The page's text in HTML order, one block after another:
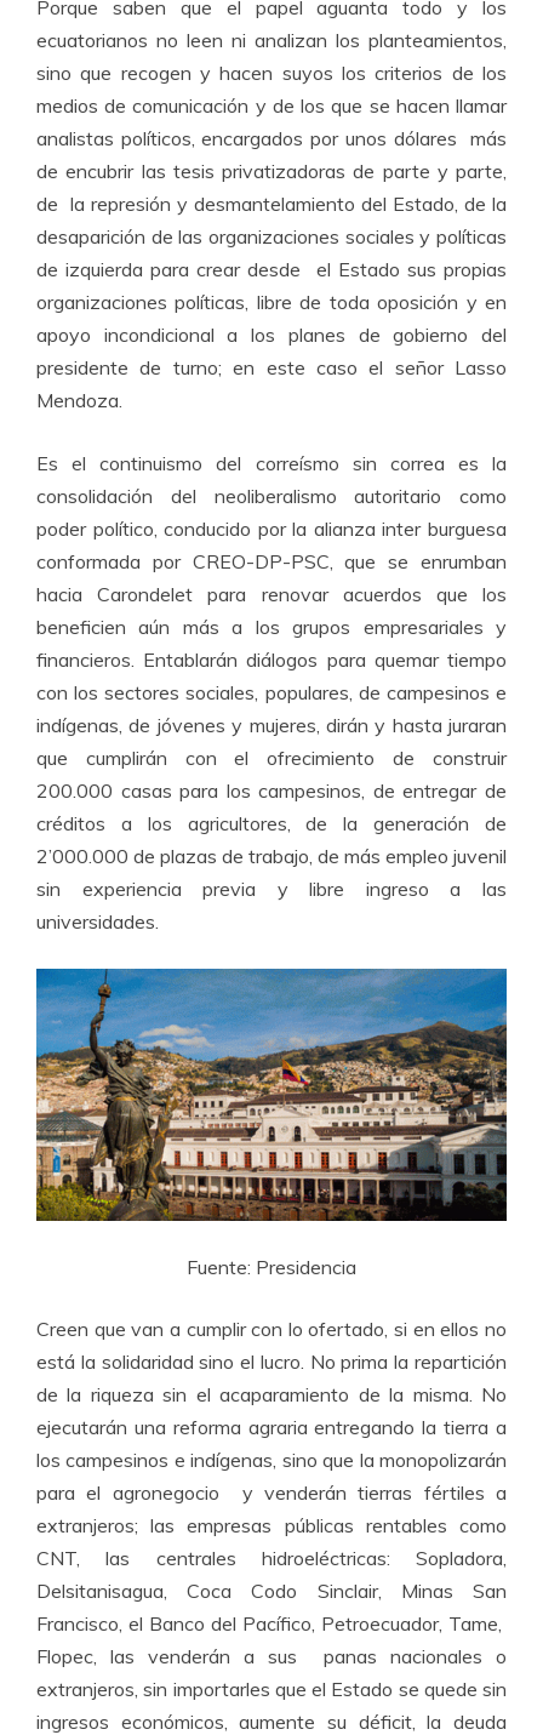
Porque saben que el papel aguanta todo y los
ecuatorianos no leen ni analizan los planteamientos,
sino que recogen y hacen suyos los criterios de los
medios de comunicación y de los que se hacen llamar
analistas políticos, encargados por unos dólares más
de encubrir las tesis privatizadoras de parte y parte,
de la represión y desmantelamiento del Estado, de la
desaparición de las organizaciones sociales y políticas
de izquierda para crear desde el Estado sus propias
organizaciones políticas, libre de toda oposición y en
apoyo incondicional a los planes de gobierno del
presidente de turno; en este caso el señor Lasso
Mendoza.
Es el continuismo del correísmo sin correa es la
consolidación del neoliberalismo autoritario como
poder político, conducido por la alianza inter burguesa
conformada por CREO-DP-PSC, que se enrumban
hacia Carondelet para renovar acuerdos que los
beneficien aún más a los grupos empresariales y
financieros. Entablarán diálogos para quemar tiempo
con los sectores sociales, populares, de campesinos e
indígenas, de jóvenes y mujeres, dirán y hasta juraran
que cumplirán con el ofrecimiento de construir
200.000 casas para los campesinos, de entregar de
créditos a los agricultores, de la generación de
2’000.000 de plazas de trabajo, de más empleo juvenil
sin experiencia previa y libre ingreso a las
universidades.
Fuente: Presidencia
Creen que van a cumplir con lo ofertado, si en ellos no
está la solidaridad sino el lucro. No prima la repartición
de la riqueza sin el acaparamiento de la misma. No
ejecutarán una reforma agraria entregando la tierra a
los campesinos e indígenas, sino que la monopolizarán
para el agronegocio y venderán tierras fértiles a
extranjeros; las empresas públicas rentables como
CNT, las centrales hidroeléctricas: Sopladora,
Delsitanisagua, Coca Codo Sinclair, Minas San
Francisco, el Banco del Pacífico, Petroecuador, Tame,
Flopec, las venderán a sus panas nacionales o
extranjeros, sin importarles que el Estado se quede sin
ingresos económicos, aumente su déficit, la deuda